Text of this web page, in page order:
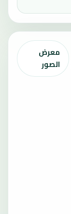
معرض
الصور